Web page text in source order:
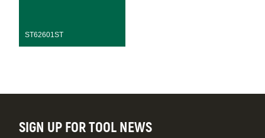
ST62601ST
SIGN UP FOR TOOL NEWS